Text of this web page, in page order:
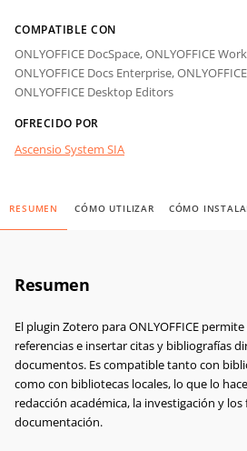
COMPATIBLE CON
ONLYOFFICE DocSpace,ONLYOFFICE
ONLYOFFICE Docs Enterprise,
ONLYOFFICE Desktop Editors
OFRECIDO POR
Ascensio System SIA
RESUMEN CÓMO UTILIZAR CÓMO
Resumen
El plugin Zotero para ONLYOFFICE
referencias e insertar citas y bibliografías
documentos. Es compatible tanto con
como con bibliotecas locales, lo que lo
redacción académica, la investigación y
documentación.